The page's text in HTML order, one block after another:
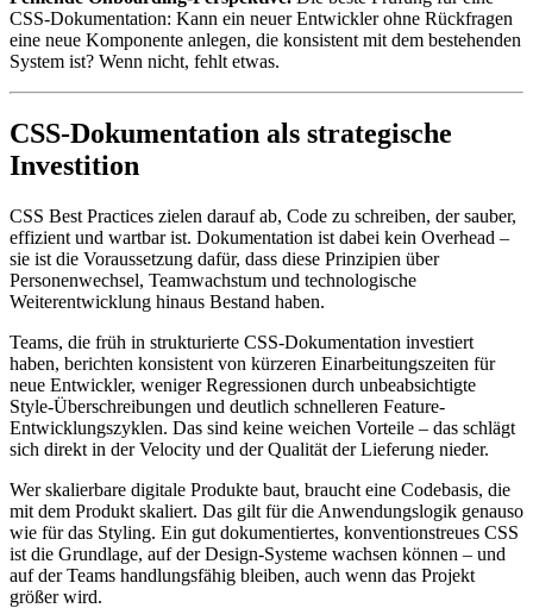
CSS-Dokumentation: Kann ein neuer Entwickler ohne Rückfragen
eine neue Komponente anlegen, die konsistent mit dem bestehenden
System ist? Wenn nicht, fehlt etwas.
CSS-Dokumentation als strategische
Investition
CSS Best Practices zielen darauf ab, Code zu schreiben, der sauber,
effizient und wartbar ist. Dokumentation ist dabei kein Overhead –
sie ist die Voraussetzung dafür, dass diese Prinzipien über
Personenwechsel, Teamwachstum und technologische
Weiterentwicklung hinaus Bestand haben.
Teams, die früh in strukturierte CSS-Dokumentation investiert
haben, berichten konsistent von kürzeren Einarbeitungszeiten für
neue Entwickler, weniger Regressionen durch unbeabsichtigte
Style-Überschreibungen und deutlich schnelleren Feature-
Entwicklungszyklen. Das sind keine weichen Vorteile – das schlägt
sich direkt in der Velocity und der Qualität der Lieferung nieder.
Wer skalierbare digitale Produkte baut, braucht eine Codebasis, die
mit dem Produkt skaliert. Das gilt für die Anwendungslogik genauso
wie für das Styling. Ein gut dokumentiertes, konventionstreues CSS
ist die Grundlage, auf der Design-Systeme wachsen können – und
auf der Teams handlungsfähig bleiben, auch wenn das Projekt
größer wird.